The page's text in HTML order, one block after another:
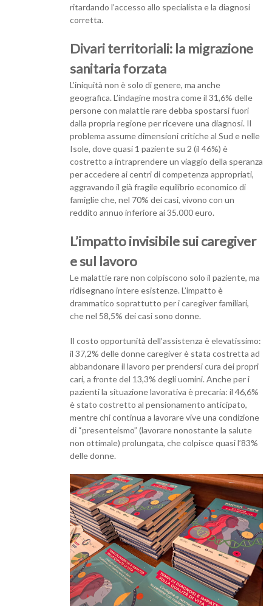
ritardando l’accesso allo specialista e la diagnosi
corretta.
Divari territoriali: la migrazione
sanitaria forzata
L’iniquità non è solo di genere, ma anche
geografica. L’indagine mostra come il 31,6% delle
persone con malattie rare debba spostarsi fuori
dalla propria regione per ricevere una diagnosi. Il
problema assume dimensioni critiche al Sud e nelle
Isole, dove quasi 1 paziente su 2 (il 46%) è
costretto a intraprendere un viaggio della speranza
per accedere ai centri di competenza appropriati,
aggravando il già fragile equilibrio economico di
famiglie che, nel 70% dei casi, vivono con un
reddito annuo inferiore ai 35.000 euro.
L’impatto invisibile sui caregiver
e sul lavoro
Le malattie rare non colpiscono solo il paziente, ma
ridisegnano intere esistenze. L’impatto è
drammatico soprattutto per i caregiver familiari,
che nel 58,5% dei casi sono donne.
Il costo opportunità dell’assistenza è elevatissimo:
il 37,2% delle donne caregiver è stata costretta ad
abbandonare il lavoro per prendersi cura dei propri
cari, a fronte del 13,3% degli uomini. Anche per i
pazienti la situazione lavorativa è precaria: il 46,6%
è stato costretto al pensionamento anticipato,
mentre chi continua a lavorare vive una condizione
di “presenteismo” (lavorare nonostante la salute
non ottimale) prolungata, che colpisce quasi l’83%
delle donne.